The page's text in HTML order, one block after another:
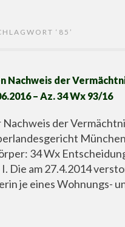
‘ 85 ’
Nachweis der
– Az. 34 Wx 93/16
der
34 Wx
Die am 27.4.2014
je eines Wohnungs-